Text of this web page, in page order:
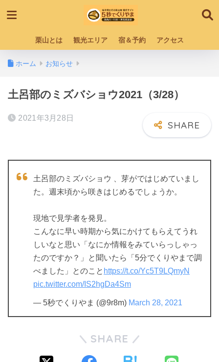
栗山とは 観光エリア 宿＆予約 アクセス
ホーム お知らせ
土呂部のミズバショウ2021（3/28）
2021年3月28日
土呂部のミズバショウ 、芽がではじめていまし
た。週末頃から咲きはじめるでしょうか。
現地で見学者を発見。
こんなに早い時期から気にかけてもらえてうれ
しいなと思い「なにか情報をみていらっしゃっ
たのですか？」と聞いたら「5分でくりやまで調
べました」とのこと https://t.co/Yc5T9LQmyN
pic.twitter.com/IS2hgDa4Sm
— 5秒でくりやま (@9r8m) March 28, 2021
SHARE